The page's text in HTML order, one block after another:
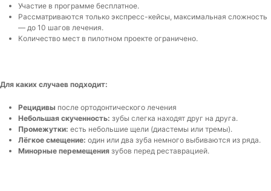
Участие в программе бесплатное.
Рассматриваются только экспресс-кейсы, максимальная сложность
— до 10 шагов лечения.
Количество мест в пилотном проекте ограничено.
Для каких случаев подходит:
Рецидивы после ортодонтического лечения
Небольшая скученность: зубы слегка находят друг на друга.
Промежутки: есть небольшие щели (диастемы или тремы).
Лёгкое смещение: один или два зуба немного выбиваются из ряда.
Минорные перемещения зубов перед реставрацией.